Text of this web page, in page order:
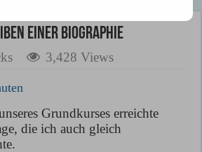
einer Biographie
3,428 Views
Grundkurses erreichte
die ich auch gleich